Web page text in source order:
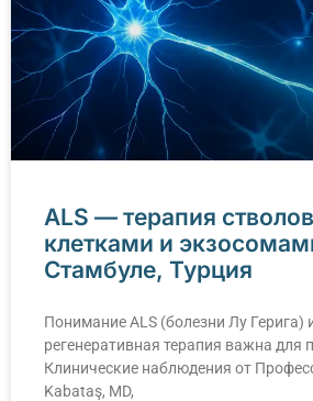
ALS — терапия
клетками и
Стамбуле, Турция
Понимание АLS (болезни Лу Герига)
регенеративная терапия важна для
Клинические наблюдения от
Kabataş, MD,